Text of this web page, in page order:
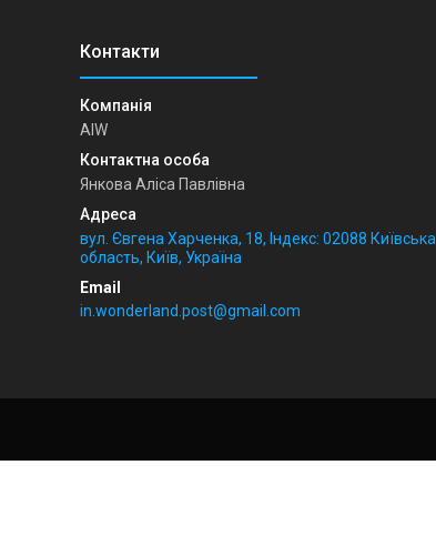
AIW
Янкова Аліса Павлівна
вул. Євгена Харченка, 18, Індекс: 02088 Київська
область, Київ, Україна
in.wonderland.post@gmail.com